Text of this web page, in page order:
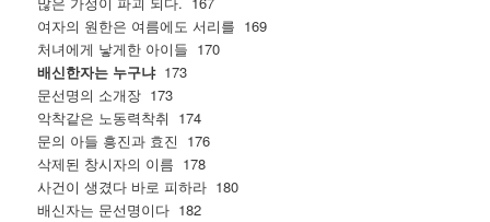
여자의 원한은 여름에도 서리를 169
처녀에게 낳게한 아이들 170
배신한자는 누구냐173
문선명의 소개장 173
악착같은 노동력착취 174
문의 아들 흥진과 효진 176
삭제된 창시자의 이름 178
사건이 생겼다 바로 피하라 180
배신자는 문선명이다 182